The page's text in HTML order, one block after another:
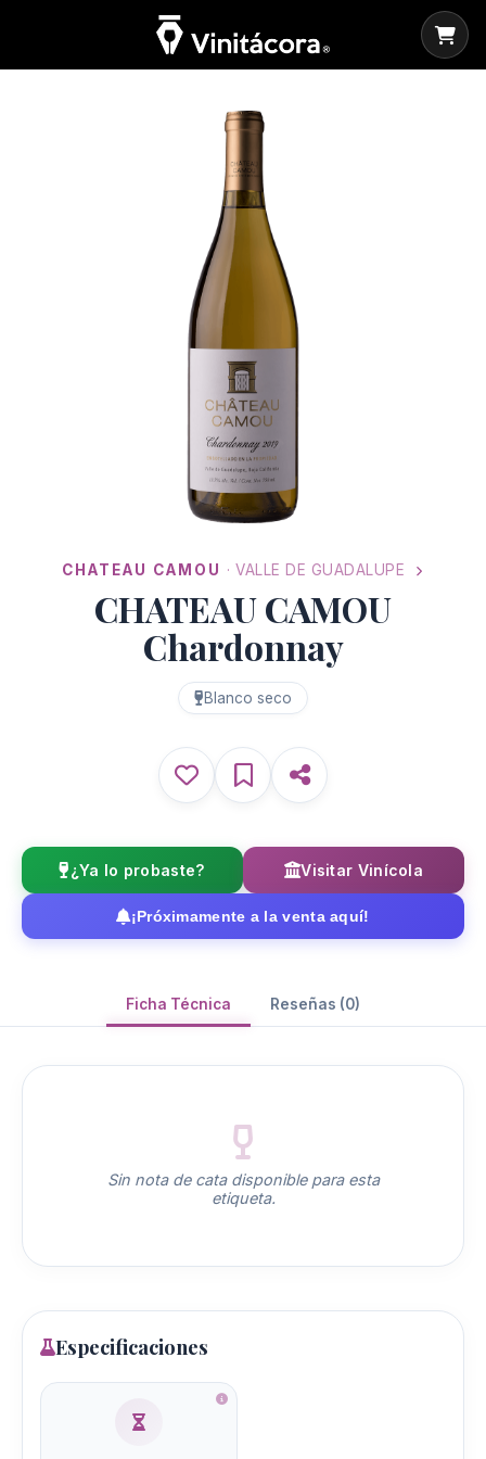
CHATEAU CAMOU · VALLE DE GUADALUPE
CHATEAU CAMOU
Chardonnay
Blanco seco
¿Ya lo probaste? Visitar Vinícola
¡Próximamente a la venta aquí!
Ficha Técnica Reseñas (0)
Sin nota de cata disponible para esta
etiqueta.
Especificaciones